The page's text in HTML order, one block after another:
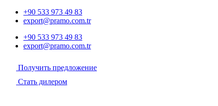
+90 533 973 49 83
export@pramo.com.tr
+90 533 973 49 83
export@pramo.com.tr
Получить предложение
Стать дилером